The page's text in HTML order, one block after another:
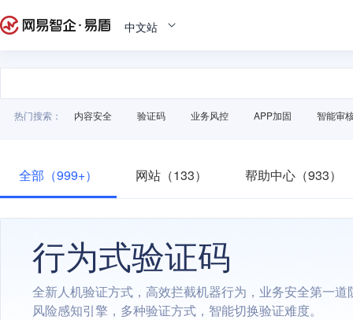
中文站
热门搜索： 内容安全 验证码 业务风控 APP加固 智能审
全部（999+） 网站（133） 帮助中心（933）
行为式验证码
全新人机验证方式，高效拦截机器行为，业务安全第一道
风险感知引擎，多种验证方式，智能切换验证难度。